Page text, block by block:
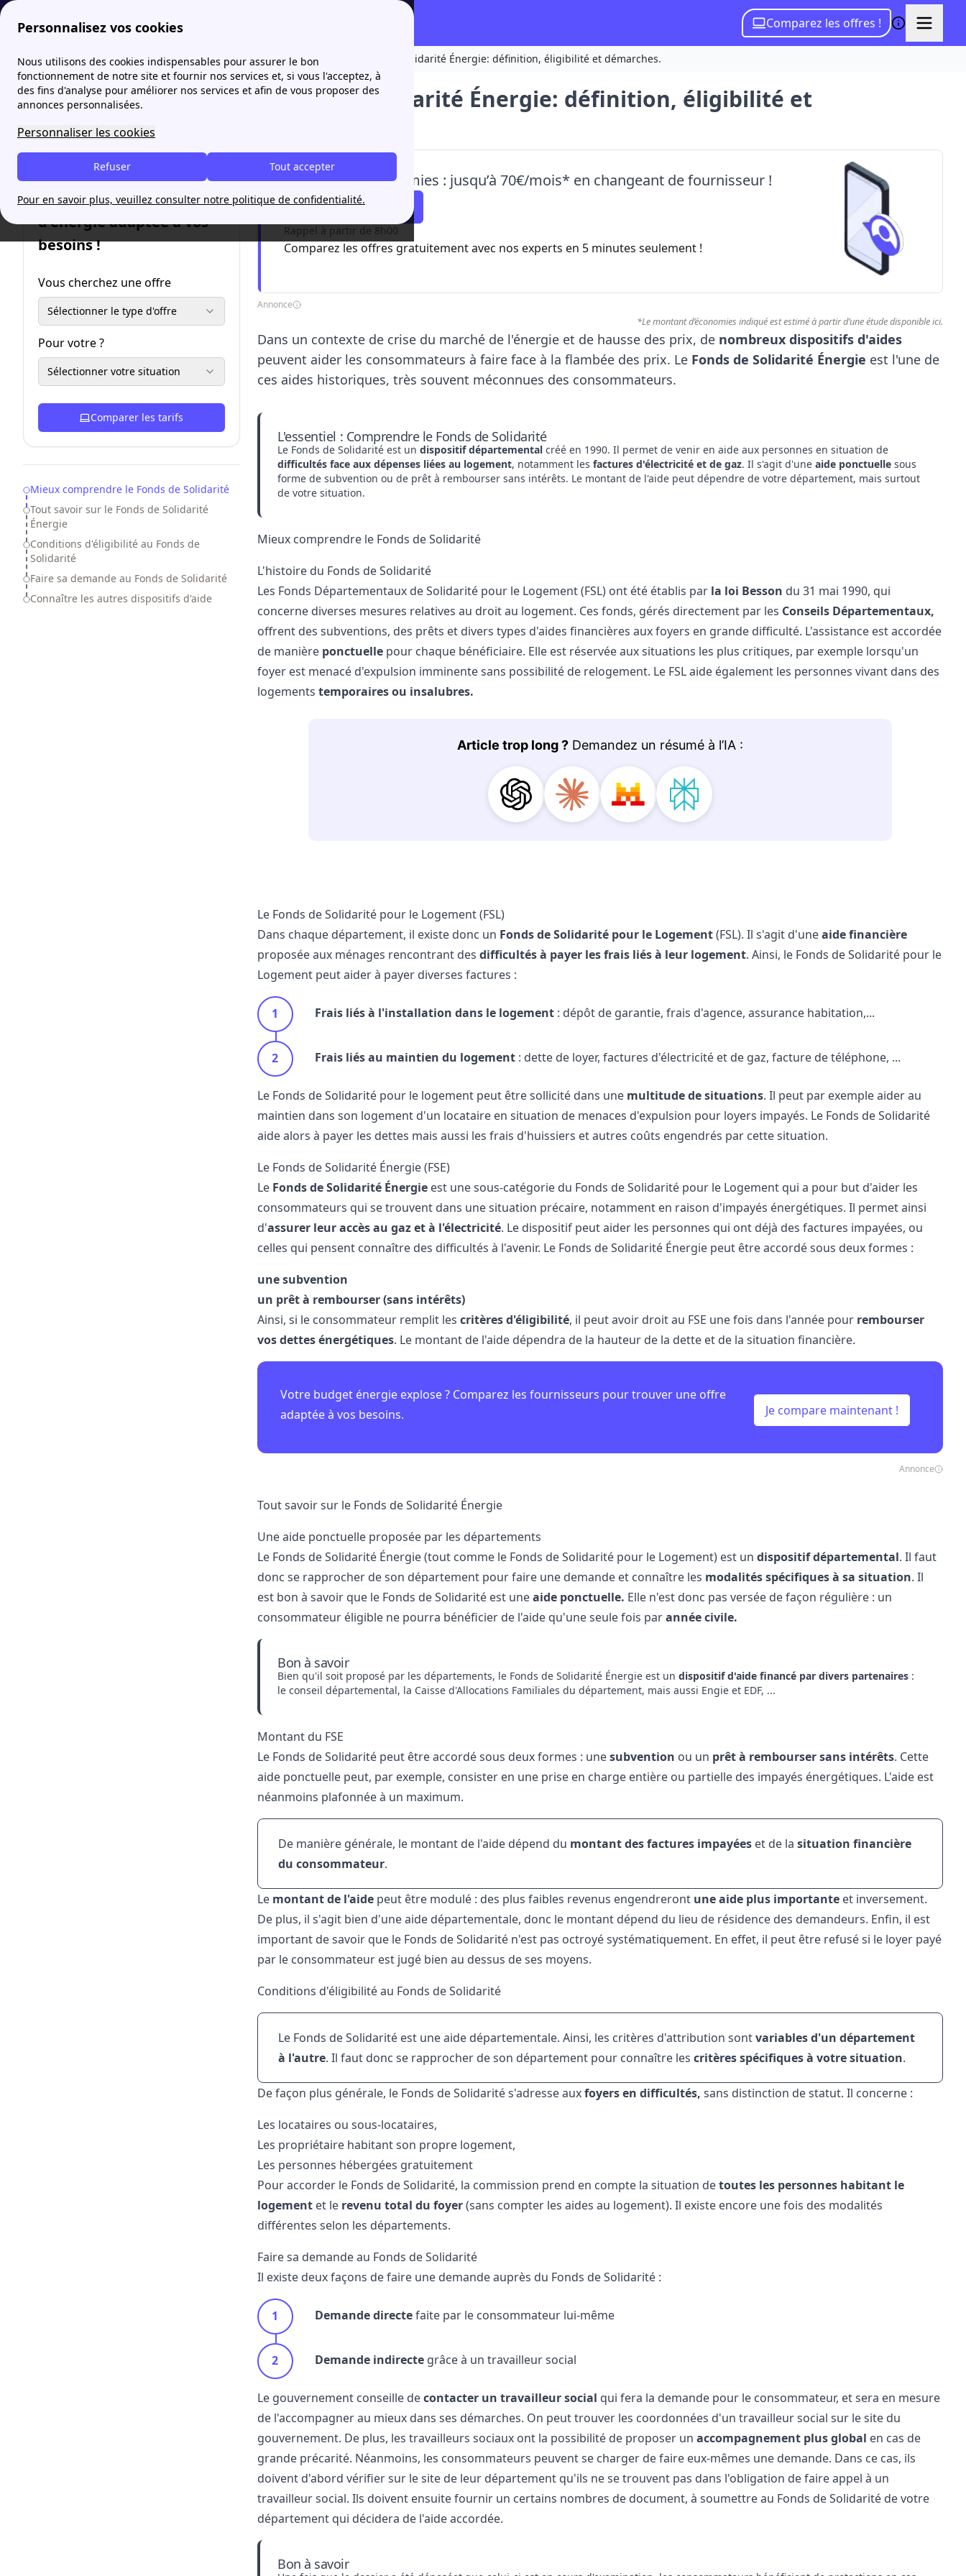
Personnalisez vos cookies
Nous utilisons des cookies indispensables pour assurer le bon
fonctionnement de notre site et fournir nos services et, si vous l'acceptez, à
des fins d'analyse pour améliorer nos services et afin de vous proposer des
annonces personnalisées.
Personnaliser les cookies
Tout accepter
Refuser
Pour en savoir plus, veuillez consulter notre politique de confidentialité.
Comparez les offres !
Fournisseur-Energie Comprendre le marché de l’énergie en 2024 Fonds de Solidarité Énergie: définition, éligibilité et démarches.
Trouvez une offre
d'énergie adaptée à vos
besoins !
Vous cherchez une offre
Sélectionner le type d'offre
Pour votre ?
Sélectionner votre situation
Comparer les tarifs
Table of Contents
Mieux comprendre le Fonds de Solidarité
Tout savoir sur le Fonds de Solidarité
Énergie
Conditions d'éligibilité au Fonds de
Solidarité
Faire sa demande au Fonds de Solidarité
Connaître les autres dispositifs d'aide
Fonds de Solidarité Énergie: définition, éligibilité et
Simulez vos économies : jusqu’à 70€/mois* en changeant de fournisseur !
Me faire rappeler !
Rappel à partir de 8h00
Comparez les offres gratuitement avec nos experts en 5 minutes seulement !
Annonce
*Le montant d’économies indiqué est estimé à partir d’une étude disponibleici.
Dans un contexte de crise du marché de l'énergieet de hausse des prix, de nombreux dispositifs d'aides
peuvent aider les consommateurs à faire face à la flambée des prix. Le Fonds de Solidarité Énergie est l'une de
ces aides historiques, très souvent méconnues des consommateurs.
L'essentiel : Comprendre le Fonds de Solidarité
Le Fonds de Solidarité est un dispositif départementalcréé en 1990. Il permet de venir en aide aux personnes en situation de
difficultés face aux dépenses liées au logement, notamment les factures d'électricité et de gaz. Il s'agit d'une aide ponctuellesous
forme de subvention ou de prêt à rembourser sans intérêts. Le montant de l'aide peut dépendre de votre département, mais surtout
de votre situation.
Mieux comprendre le Fonds de Solidarité
L'histoire du Fonds de Solidarité
Les Fonds Départementaux de Solidarité pour le Logement (FSL) ont été établis par la loi Besson du 31 mai 1990, qui
concerne diverses mesures relatives au droit au logement. Ces fonds, gérés directement par les Conseils Départementaux,
offrent des subventions, des prêts et divers types d'aides financières aux foyers en grande difficulté. L'assistance est accordée
de manière ponctuellepour chaque bénéficiaire. Elle est réservée aux situations les plus critiques, par exemple lorsqu'un
foyer est menacé d'expulsion imminente sans possibilité de relogement. Le FSL aide également les personnes vivant dans des
logements temporaires ou insalubres.
Le Fonds de Solidarité pour le Logement (FSL)
Dans chaque département, il existe donc un Fonds de Solidarité pour le Logement(FSL). Il s'agit d'uneaide financière
proposée aux ménages rencontrant des difficultés à payer les frais liés à leur logement. Ainsi, le Fonds de Solidarité pour le
Logement peut aider à payer diverses factures :
Frais liés à l'installation dans le logement: dépôt de garantie, frais d'agence, assurance habitation,...
Frais liés au maintien du logement: dette de loyer, factures d'électricité et de gaz, facture de téléphone, ...
Le Fonds de Solidarité pour le logement peut être sollicité dans une multitude de situations. Il peut par exemple aider au
maintien dans son logement d'un locataire en situation de menaces d'expulsion pour loyers impayés. Le Fonds de Solidarité
aide alors à payer les dettes mais aussi les frais d'huissiers et autres coûts engendrés par cette situation.
Le Fonds de Solidarité Énergie (FSE)
Le Fonds de Solidarité Énergieest une sous-catégorie du Fonds de Solidarité pour le Logement qui a pour but d'aider les
consommateurs qui se trouvent dans une situation précaire, notamment en raison d'impayés énergétiques. Il permet ainsi
d'assurer leur accès au gaz et à l'électricité. Le dispositif peut aider les personnes qui ont déjà des factures impayées, ou
celles qui pensent connaître des difficultés à l'avenir. Le Fonds de Solidarité Énergie peut être accordé sous deux formes :
une subvention
un prêt à rembourser (sans intérêts)
Ainsi, si le consommateur remplit les critères d'éligibilité, il peut avoir droit au FSE une fois dans l'année pour rembourser
vos dettes énergétiques. Le montant de l'aide dépendra de la hauteur de la dette et de la situation financière.
Votre budget énergie explose ? Comparez les fournisseurs pour trouver une offre
adaptée à vos besoins.
Je compare maintenant !
Annonce
Tout savoir sur le Fonds de Solidarité Énergie
Une aide ponctuelle proposée par les départements
Le Fonds de Solidarité Énergie (tout comme le Fonds de Solidarité pour le Logement) est un dispositif départemental. Il faut
donc se rapprocher de son département pour faire une demande et connaître les modalités spécifiques à sa situation. Il
est bon à savoir que le Fonds de Solidarité est uneaide ponctuelle. Elle n'est donc pas versée de façon régulière : un
consommateur éligible ne pourra bénéficier de l'aide qu'une seule fois parannée civile.
Bon à savoir
Bien qu'il soit proposé par les départements, le Fonds de Solidarité Énergie est un dispositif d'aide financé par divers partenaires:
le conseil départemental, la Caisse d'Allocations Familiales du département, mais aussi Engie et EDF, ...
Montant du FSE
Le Fonds de Solidarité peut être accordé sous deux formes : unesubvention ou un prêt à rembourser sans intérêts. Cette
aide ponctuelle peut, par exemple, consister en une prise en charge entière ou partielle des impayés énergétiques. L'aide est
néanmoins plafonnée à un maximum.
De manière générale, le montant de l'aide dépend du montant des factures impayéeset de la situation financière
du consommateur.
Le montant de l'aidepeut être modulé : des plus faibles revenus engendreront une aide plus importanteet inversement.
De plus, il s'agit bien d'une aide départementale, donc le montant dépend du lieu de résidence des demandeurs. Enfin, il est
important de savoir que le Fonds de Solidarité n'est pas octroyé systématiquement. En effet, il peut être refusé si le loyer payé
par le consommateur est jugé bien au dessus de ses moyens.
Conditions d'éligibilité au Fonds de Solidarité
Le Fonds de Solidarité est une aide départementale. Ainsi, les critères d'attribution sontvariables d'un département
à l'autre. Il faut donc se rapprocher de son département pour connaître les critères spécifiques à votre situation.
De façon plus générale, le Fonds de Solidarité s'adresse auxfoyers en difficultés, sans distinction de statut. Il concerne :
Les locataires ou sous-locataires,
Les propriétaire habitant son propre logement,
Les personnes hébergées gratuitement
Pour accorder le Fonds de Solidarité, la commission prend en compte la situation detoutes les personnes habitant le
logementet le revenu total du foyer(sans compter les aides au logement). Il existe encore une fois des modalités
différentes selon les départements.
Faire sa demande au Fonds de Solidarité
Il existe deux façons de faire une demande auprès du Fonds de Solidarité :
Demande directefaite par le consommateur lui-même
Demande indirectegrâce à un travailleur social
Le gouvernement conseille decontacter un travailleur social qui fera la demande pour le consommateur, et sera en mesure
de l'accompagner au mieux dans ses démarches. On peut trouver les coordonnées d'un travailleur social sur lesite du
gouvernement. De plus, les travailleurs sociaux ont la possibilité de proposer un accompagnement plus global en cas de
grande précarité. Néanmoins, les consommateurs peuvent se charger de faire eux-mêmes une demande. Dans ce cas, ils
doivent d'abord vérifier sur le site de leur département qu'ils ne se trouvent pas dans l'obligation de faire appel à un
travailleur social. Ils doivent ensuite fournir un certains nombres de document, à soumettre au Fonds de Solidarité de votre
département qui décidera de l'aide accordée.
Bon à savoir